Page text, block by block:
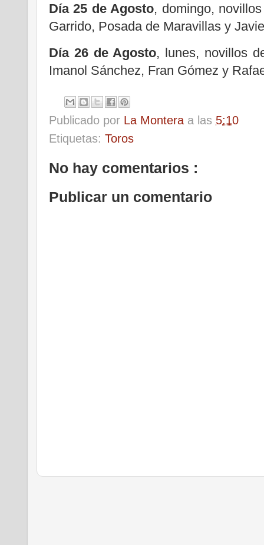
Día 25 de Agosto, domingo,
Garrido, Posada de Maravillas y
Día 26 de Agosto, lunes, novillos
Imanol Sánchez, Fran Gómez y
Publicado por La Montera a las 5:10
Etiquetas: Toros
No hay comentarios :
Publicar un comentario